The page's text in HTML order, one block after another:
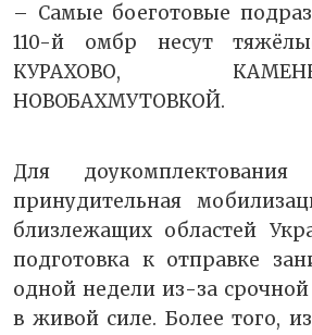
– Самые боеготовые
110-й омбр несут
КУРАХОВО,
НОВОБАХМУТОВКОЙ.
Для
принудительная
близлежащих областей
подготовка к отправке
одной недели из-за
в живой силе. Более того,